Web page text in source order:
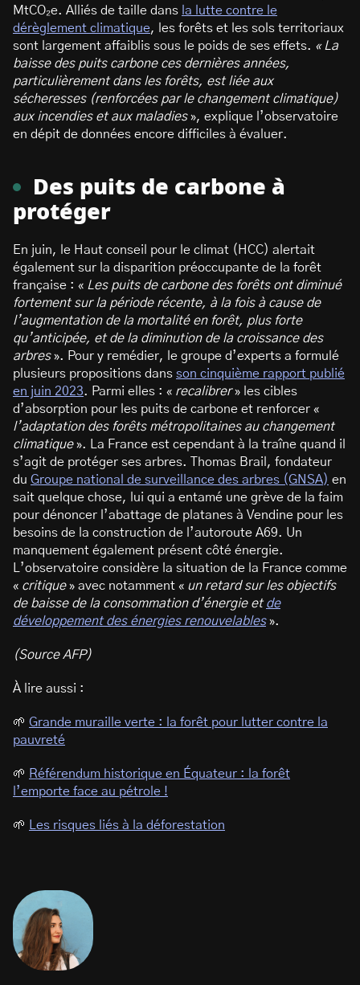
MtCO₂e. Alliés de taille dans la lutte contre le
dérèglement climatique, les forêts et les sols territoriaux
sont largement affaiblis sous le poids de ses effets. « La
baisse des puits carbone ces dernières années,
particulièrement dans les forêts, est liée aux
sécheresses (renforcées par le changement climatique)
aux incendies et aux maladies», explique l’observatoire
en dépit de données encore difficiles à évaluer.
Des puits de carbone à
protéger
En juin, le Haut conseil pour le climat (HCC) alertait
également sur la disparition préoccupante de la forêt
française : « Les puits de carbone des forêts ont diminué
fortement sur la période récente, à la fois à cause de
l’augmentation de la mortalité en forêt, plus forte
qu’anticipée, et de la diminution de la croissance des
arbres». Pour y remédier, le groupe d’experts a formulé
plusieurs propositions dans son cinquième rapport publié
en juin 2023. Parmi elles : « recalibrer» les cibles
d’absorption pour les puits de carbone et renforcer «
l’adaptation des forêts métropolitaines au changement
climatique». La France est cependant à la traîne quand il
s’agit de protéger ses arbres. Thomas Brail, fondateur
du Groupe national de surveillance des arbres (GNSA) en
sait quelque chose, lui qui a entamé une grève de la faim
pour dénoncer l’abattage de platanes à Vendine pour les
besoins de la construction de l’autoroute A69. Un
manquement également présent côté énergie.
L’observatoire considère la situation de la France comme
« critique» avec notamment « un retard sur les objectifs
de baisse de la consommation d’énergie etde
développement des énergies renouvelables».
(Source AFP)
À lire aussi :
🌱 Grande muraille verte : la forêt pour lutter contre la
pauvreté
🌱 Référendum historique en Équateur : la forêt
l’emporte face au pétrole !
🌱 Les risques liés à la déforestation